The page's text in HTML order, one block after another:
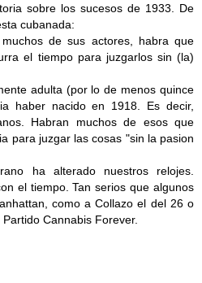
sobre los sucesos de 1933. De
cubanada:
de sus actores, habra que
el tiempo para juzgarlos sin (la)
adulta (por lo de menos quince
haber nacido en 1918. Es decir,
Habran muchos de esos que
para juzgar las cosas "sin la pasion
ha alterado nuestros relojes.
el tiempo. Tan serios que algunos
como a Collazo el del 26 o
Cannabis Forever.